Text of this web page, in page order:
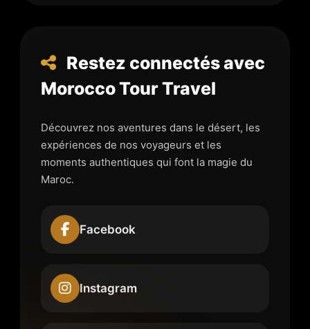
Restez connectés avec
Morocco Tour Travel
Découvrez nos aventures dans le désert, les
expériences de nos voyageurs et les
moments authentiques qui font la magie du
Maroc.
Facebook
Instagram